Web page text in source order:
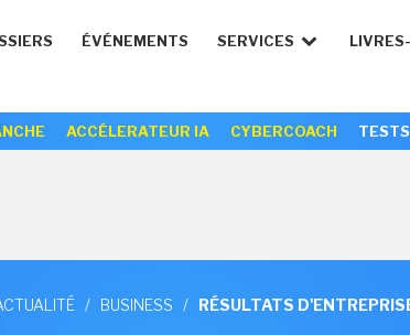
ÉVÉNEMENTS SERVICES
ACCÉLERATEUR IA CYBERCOACH TESTS
/ BUSINESS / RÉSULTATS